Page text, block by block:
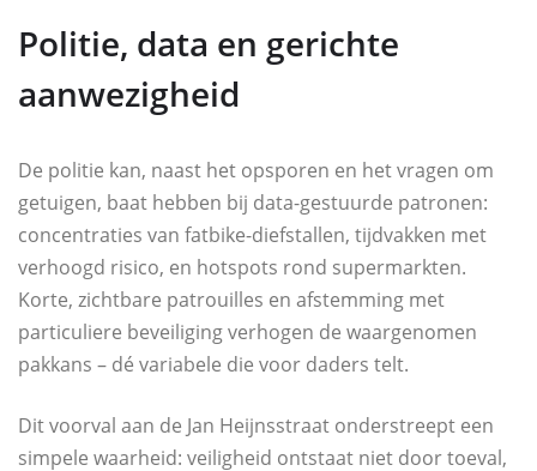
Politie, data en gerichte
aanwezigheid
De politie kan, naast het opsporen en het vragen om
getuigen, baat hebben bij data-gestuurde patronen:
concentraties van fatbike-diefstallen, tijdvakken met
verhoogd risico, en hotspots rond supermarkten.
Korte, zichtbare patrouilles en afstemming met
particuliere beveiliging verhogen de waargenomen
pakkans – dé variabele die voor daders telt.
Dit voorval aan de Jan Heijnsstraat onderstreept een
simpele waarheid: veiligheid ontstaat niet door toeval,